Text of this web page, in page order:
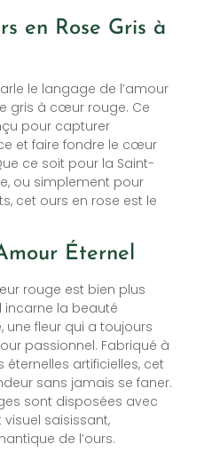
en Rose Gris à
le langage de l’amour
gris à cœur rouge. Ce
pour capturer
et faire fondre le cœur
ce soit pour la Saint-
ou simplement pour
cet ours en rose est le
Éternel
rouge est bien plus
incarne la beauté
une fleur qui a toujours
passionnel. Fabriqué à
artificielles, cet
sans jamais se faner.
sont disposées avec
saisissant,
de l’ours.